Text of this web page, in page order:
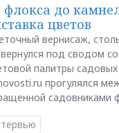
флокса до
цветов
вернисаж,
под сводом
палитры
прогулялся
садовниками